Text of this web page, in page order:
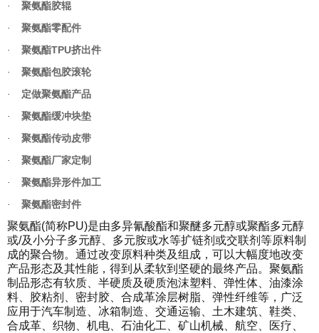
· 聚氨酯胶辊
· 聚氨酯零配件
· 聚氨酯TPU挤出件
· 聚氨酯包胶滚轮
· 定做聚氨酯产品
· 聚氨酯缓冲块垫
· 聚氨酯传动皮带
· 聚氨酯厂家定制
· 聚氨酯异形件加工
· 聚氨酯密封件
聚氨酯(简称PU)是由多异氰酸酯和聚醚多元醇或聚酯多元醇
或/及小分子多元醇、多元胺或水等扩链剂或交联剂等原料制
成的聚合物。通过改变原料种类及组成，可以大幅度地改变
产品形态及其性能，得到从柔软到坚硬的最终产品。聚氨酯
制品形态有软质、半硬质及硬质泡沫塑料、弹性体、油漆涂
料、胶粘剂、密封胶、合成革涂层树脂、弹性纤维等，广泛
应用于汽车制造、冰箱制造、交通运输、土木建筑、鞋类、
合成革、织物、机电、石油化工、矿山机械、航空、医疗、